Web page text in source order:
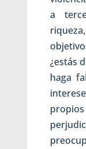
a
¿estás
haga